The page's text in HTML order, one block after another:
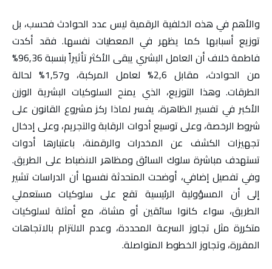
والأهم في هذه الخلفية الرقمية ليس عدد الحوادث فحسب، بل
توزيع أسبابها كما يظهر في المعطيات نفسها. فقد أكدت
فاطمة خلاف أن العامل البشري يبقى الأكثر تأثيراً بنسبة 96,36%
من الحوادث، مقابل 2,6% لعامل المركبة، و1,57% لحالة
الطرقات. وهذا التوزيع، الذي يمنح السلوكيات البشرية الوزن
الأكبر في تفسير الظاهرة، يفسر لماذا ركز مشروع القانون على
شروط الرخصة، وعلى توسيع أدوات الرقابة والتجريم، وعلى إدخال
تجهيزات الكشف عن المخدرات والرقمنة، باعتبارها أدوات
تستهدف مباشرة سلوك السائق ومظاهر الانضباط على الطريق.
وفي تفصيل إضافي، أوضحت المتحدثة نفسها أن الدراسات تشير
إلى أن المسؤولية الرئيسية تقع على سلوكيات مستعملي
الطريق، سواء كانوا سائقين أو مشاة، مع أمثلة لسلوكيات
متكررة مثل تجاوز السرعة المحددة، وعدم الالتزام بالاتجاهات
المقررة، وتجاوز الخطوط المتواصلة.